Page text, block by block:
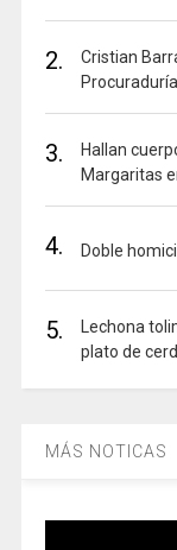
2.
Cristian
Procuraduría
3.
Hallan
Margaritas
4. Doble
5.
Lechona
plato de
MÁS NOTICAS